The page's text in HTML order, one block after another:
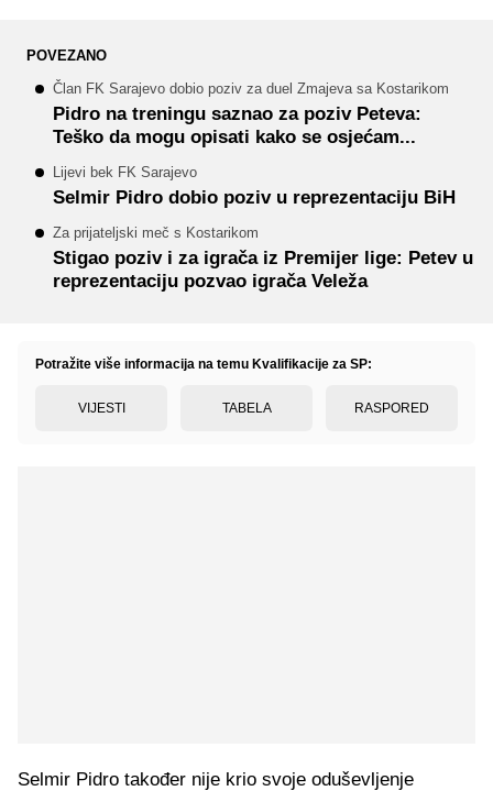
POVEZANO
Član FK Sarajevo dobio poziv za duel Zmajeva sa Kostarikom
Pidro na treningu saznao za poziv Peteva:
Teško da mogu opisati kako se osjećam...
Lijevi bek FK Sarajevo
Selmir Pidro dobio poziv u reprezentaciju BiH
Za prijateljski meč s Kostarikom
Stigao poziv i za igrača iz Premijer lige: Petev u
reprezentaciju pozvao igrača Veleža
Potražite više informacija na temu Kvalifikacije za SP:
VIJESTI TABELA RASPORED
Selmir Pidro također nije krio svoje oduševljenje